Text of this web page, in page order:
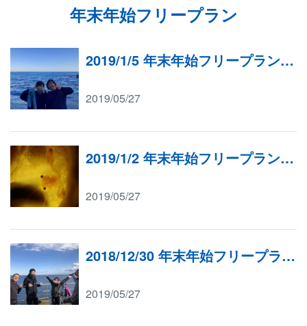
年末年始フリープラン
2019/1/5 年末年始フリープラン（石橋）
2019/05/27
2019/1/2 年末年始フリープラン（富戸）
2019/05/27
2018/12/30 年末年始フリープラン（富戸ボート＆ＩＯＰ）
2019/05/27